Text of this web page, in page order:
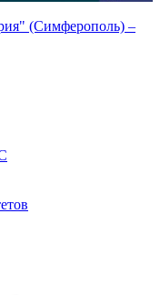
(Симферополь) –